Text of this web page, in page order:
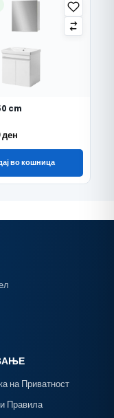
cm
ден
во кошница
на Приватност
Правила